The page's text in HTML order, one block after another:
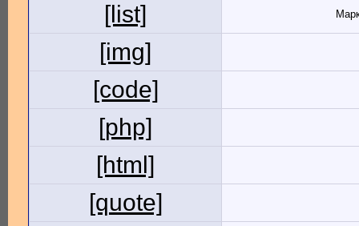
[list]
[img]
[code]
[php]
[html]
[quote]